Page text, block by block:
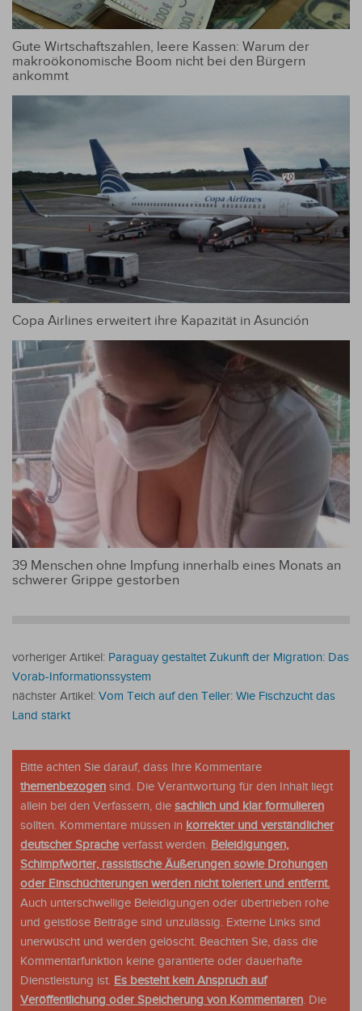
Gute Wirtschaftszahlen, leere Kassen: Warum der
makroökonomische Boom nicht bei den Bürgern
ankommt
Copa Airlines erweitert ihre Kapazität in Asunción
39 Menschen ohne Impfung innerhalb eines Monats an
schwerer Grippe gestorben
vorheriger Artikel: Paraguay gestaltet Zukunft der Migration: Das
Vorab-Informationssystem
nächster Artikel: Vom Teich auf den Teller: Wie Fischzucht das
Land stärkt
Bitte achten Sie darauf, dass Ihre Kommentare
themenbezogen sind. Die Verantwortung für den Inhalt liegt
allein bei den Verfassern, die sachlich und klar formulieren
sollten. Kommentare müssen in korrekter und verständlicher
deutscher Spracheverfasst werden. Beleidigungen,
Schimpfwörter, rassistische Äußerungen sowie Drohungen
oder Einschüchterungen werden nicht toleriert und entfernt.
Auch unterschwellige Beleidigungen oder übertrieben rohe
und geistlose Beiträge sind unzulässig. Externe Links sind
unerwüscht und werden gelöscht. Beachten Sie, dass die
Kommentarfunktion keine garantierte oder dauerhafte
Dienstleistung ist. Es besteht kein Anspruch auf
Veröffentlichung oder Speicherung von Kommentaren. Die